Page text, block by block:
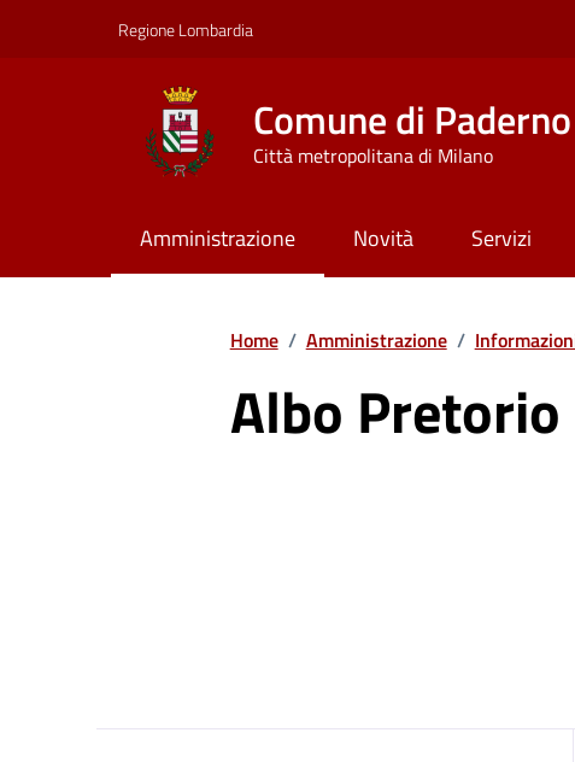
Regione Lombardia
Comune di
Città metropolitana di Milano
Amministrazione Novità Servizi
Home / Amministrazione /
Albo Pretorio